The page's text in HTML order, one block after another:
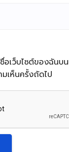
เว็บไซต์ของฉันบน
เห็นครั้งถัดไป